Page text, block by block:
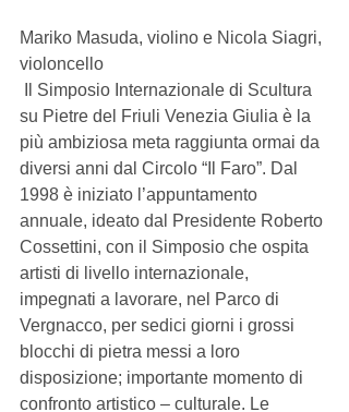
Mariko Masuda, violino e Nicola Siagri,
violoncello
su Pietre del Friuli Venezia Giulia è la
più ambiziosa meta raggiunta ormai da
diversi anni dal Circolo “Il Faro”. Dal
1998 è iniziato l’appuntamento
annuale, ideato dal Presidente Roberto
Cossettini, con il Simposio che ospita
artisti di livello internazionale,
impegnati a lavorare, nel Parco di
Vergnacco, per sedici giorni i grossi
blocchi di pietra messi a loro
disposizione; importante momento di
confronto artistico – culturale. Le